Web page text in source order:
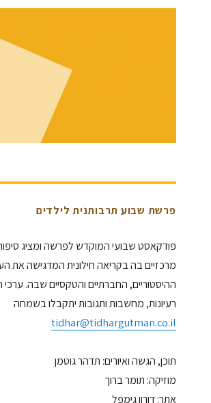
פרשת שבוע תרבותנית לילדים
פודקאסט שבועי המוקדש לפרשה ומציג
מרכזיים בה בקריאה חילונית המדגישה את
ההיסטוריים, החברתיים והטקסיים שבה. ערכי
רעיונות, מחשבות ותגובות יתקבלו בשמחה
tidhar@tidhargutman.co.il
תוכן, הגשה ואיורים: תדהר גוטמן
מוזיקה: תומר ברוך
אתר: דורון גימפל